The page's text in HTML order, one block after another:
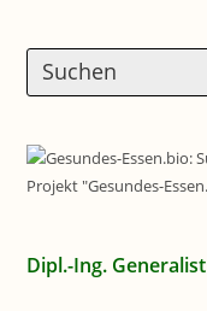
Dipl.-Ing.